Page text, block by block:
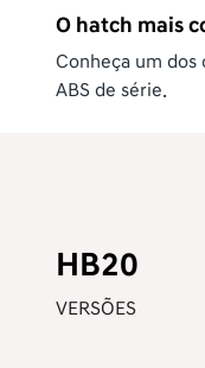
O hatch mais
Conheça um
ABS de série.
HB20
VERSÕES